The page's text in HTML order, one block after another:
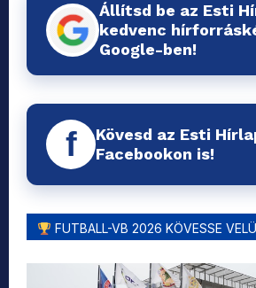
Állítsd be az Esti
kedvenc
Google-ben!
f
Kövesd az Esti
Facebookon is!
FUTBALL-VB 2026 KÖVESSE